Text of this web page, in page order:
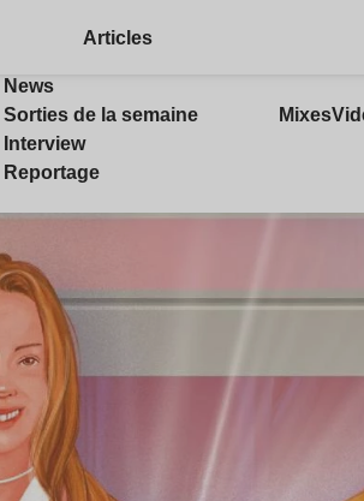
Articles
News
Sorties de la semaine
Interview
Reportage
Mixes